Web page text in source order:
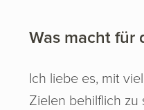
Was macht für
Ich liebe es, mit
Zielen behilflich